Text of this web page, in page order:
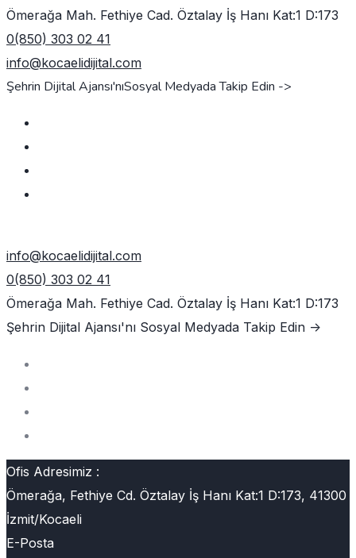
Ömerağa Mah. Fethiye Cad. Öztalay İş Hanı Kat:1 D:173
0(850) 303 02 41
info@kocaelidijital.com
Şehrin Dijital Ajansı'nıSosyal Medyada Takip Edin ->
info@kocaelidijital.com
0(850) 303 02 41
Ömerağa Mah. Fethiye Cad. Öztalay İş Hanı Kat:1 D:173
Şehrin Dijital Ajansı'nı Sosyal Medyada Takip Edin ->
Ofis Adresimiz :
Ömerağa, Fethiye Cd. Öztalay İş Hanı Kat:1 D:173, 41300
İzmit/Kocaeli
E-Posta